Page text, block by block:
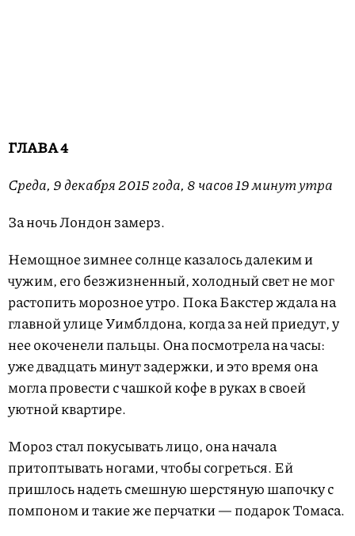
ГЛАВА 4
Среда, 9 декабря 2015 года, 8 часов 19 минут утра
За ночь Лондон замерз.
Немощное зимнее солнце казалось далеким и
чужим, его безжизненный, холодный свет не мог
растопить морозное утро. Пока Бакстер ждала на
главной улице Уимблдона, когда за ней приедут, у
нее окоченели пальцы. Она посмотрела на часы:
уже двадцать минут задержки, и это время она
могла провести с чашкой кофе в руках в своей
уютной квартире.
Мороз стал покусывать лицо, она начала
притоптывать ногами, чтобы согреться. Ей
пришлось надеть смешную шерстяную шапочку с
помпоном и такие же перчатки — подарок Томаса.